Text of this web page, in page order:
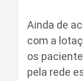
Ainda de
com a
os
pela rede